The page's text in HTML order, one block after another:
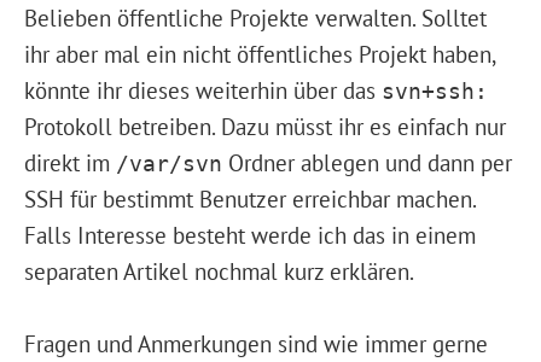
Belieben öffentliche Projekte verwalten. Solltet
ihr aber mal ein nicht öffentliches Projekt haben,
könnte ihr dieses weiterhin über das svn+ssh:
Protokoll betreiben. Dazu müsst ihr es einfach nur
direkt im /var/svn Ordner ablegen und dann per
SSH für bestimmt Benutzer erreichbar machen.
Falls Interesse besteht werde ich das in einem
separaten Artikel nochmal kurz erklären.
Fragen und Anmerkungen sind wie immer gerne